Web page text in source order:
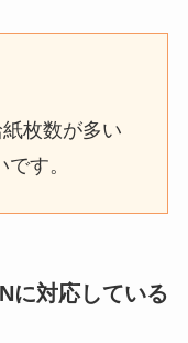
枚数が多い
す。
に対応している